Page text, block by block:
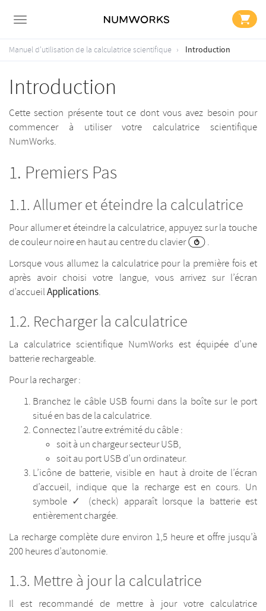
Manuel d'utilisation de la calculatrice scientifique Introduction
Introduction
Cette section présente tout ce dont vous avez besoin pour
commencer à utiliser votre calculatrice scientifique
NumWorks.
Premiers Pas
Allumer et éteindre la calculatrice
Pour allumer et éteindre la calculatrice, appuyez sur la touche
de couleur noire en haut au centre du clavier
.
Lorsque vous allumez la calculatrice pour la première fois et
après avoir choisi votre langue, vous arrivez sur l’écran
d’accueilApplications.
Recharger la calculatrice
La calculatrice scientifique NumWorks est équipée d’une
batterie rechargeable.
Pour la recharger :
Branchez le câble USB fourni dans la boîte sur le port
situé en bas de la calculatrice.
Connectez l’autre extrémité du câble :
soit à un chargeur secteur USB,
soit au port USB d’un ordinateur.
L’icône de batterie, visible en haut à droite de l’écran
d’accueil, indique que la recharge est en cours. Un
symbole ✓ (check) apparaît lorsque la batterie est
entièrement chargée.
La recharge complète dure environ 1,5 heure et offre jusqu’à
200 heures d’autonomie.
Mettre à jour la calculatrice
Il est recommandé de mettre à jour votre calculatrice